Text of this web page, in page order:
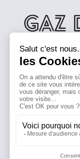
QUI SOMMES-
Suivez
NEWSLETTER